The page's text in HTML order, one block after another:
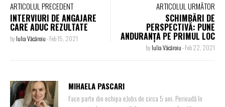
ARTICOLUL PRECEDENT
INTERVIURI DE ANGAJARE
CARE ADUC REZULTATE
byIulia Văcăroiu-Feb 15, 2021
ARTICOLUL URMĂTOR
SCHIMBĂRI DE
PERSPECTIVĂ: PUNE
ANDURANȚA PE PRIMUL LOC
byIulia Văcăroiu-Feb 22, 2021
MIHAELA PASCARI
Face parte din echipa eJobs de circa 5 ani. Perioadă în